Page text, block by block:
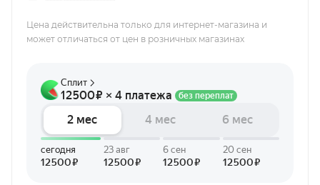
Цена действительна только для интернет-магазина и
может отличаться от цен в розничных магазинах